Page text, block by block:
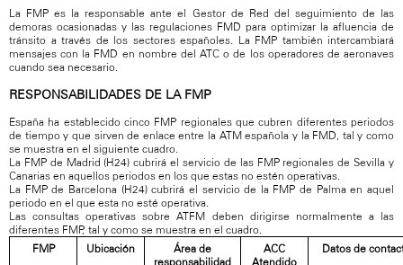
La FMP es la responsable ante el Gestor de Red del seguimiento de las
demoras ocasionadas y las regulaciones FMD para optimizar la afluencia de
tránsito a través de los sectores españoles. La FMP también intercambiará
mensajes con la FMD en nombre del ATC o de los operadores de aeronaves
cuando sea necesario.
RESPONSABILIDADES DE LA FMP
España ha establecido cinco FMP regionales que cubren diferentes periodos
de tiempo y que sirven de enlace entre la ATM española y la FMD, tal y como
se muestra en el siguiente cuadro.
La FMP de Madrid (H24) cubrirá el servicio de las FMP regionales de Sevilla y
Canarias en aquellos periodos en los que estas no estén operativas.
La FMP de Barcelona (H24) cubrirá el servicio de la FMP de Palma en aquel
periodo en el que esta no esté operativa.
Las consultas operativas sobre ATFM deben dirigirse normalmente a las
diferentes FMP, tal y como se muestra en el cuadro.
FMP
Ubicación
Área de
responsabilidad
ACC
Atendido
Datos de